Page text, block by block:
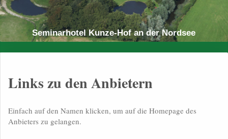
Seminarhotel Kunze-Hof an der Nordsee
Links zu den Anbietern
Einfach auf den Namen klicken, um auf die Homepage des
Anbieters zu gelangen.